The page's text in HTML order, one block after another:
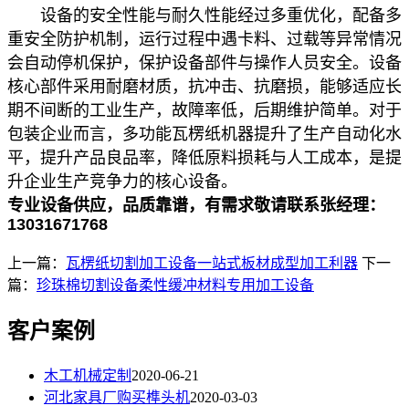
设备的安全性能与耐久性能经过多重优化，配备多
重安全防护机制，运行过程中遇卡料、过载等异常情况
会自动停机保护，保护设备部件与操作人员安全。设备
核心部件采用耐磨材质，抗冲击、抗磨损，能够适应长
期不间断的工业生产，故障率低，后期维护简单。对于
包装企业而言，多功能瓦楞纸机器提升了生产自动化水
平，提升产品良品率，降低原料损耗与人工成本，是提
升企业生产竞争力的核心设备。
专业设备供应，品质靠谱，有需求敬请联系张经理：
13031671768
上一篇： 瓦楞纸切割加工设备一站式板材成型加工利器 下一
篇： 珍珠棉切割设备柔性缓冲材料专用加工设备
客户案例
木工机械定制 2020-06-21
河北家具厂购买榫头机2020-03-03